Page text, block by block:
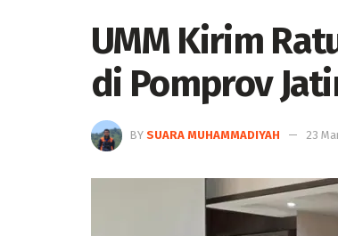
UMM Kirim
di Pomprov
BY SUARA MUHAMMADIYAH 23